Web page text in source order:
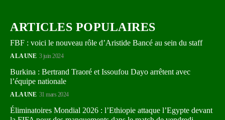
ARTICLES POPULAIRES
FBF : voici le nouveau rôle d’Aristide Bancé au sein du staff
A LA UNE 3 juin 2024
Burkina : Bertrand Traoré et Issoufou Dayo arrêtent avec
l’équipe nationale
A LA UNE 31 mars 2024
Éliminatoires Mondial 2026 : l’Ethiopie attaque l’Egypte devant